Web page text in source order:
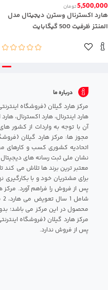
5,500,000تومان
هارد اکسترنال وسترن دیجیتال مدل
المنتز ظرفیت 500 گیگابایت
درباره ما
هارد اینترنال، هارد اکسترنال،
آن با توجه به واردات از کشور
مجوز ها: مرکز هارد گیلان
اتحادیه کشوری کسب و کارهای
نشان ملی ثبت رسانه های
معتبر ترین برند ها تلاش می کند
برای مشتریان خود و با
پس از فروش را فراهم آورد. مرکز
محصول در این مرکز می باشد؛
مرکز هارد گیلان {فروشگاه
پس از فروش ندارد.